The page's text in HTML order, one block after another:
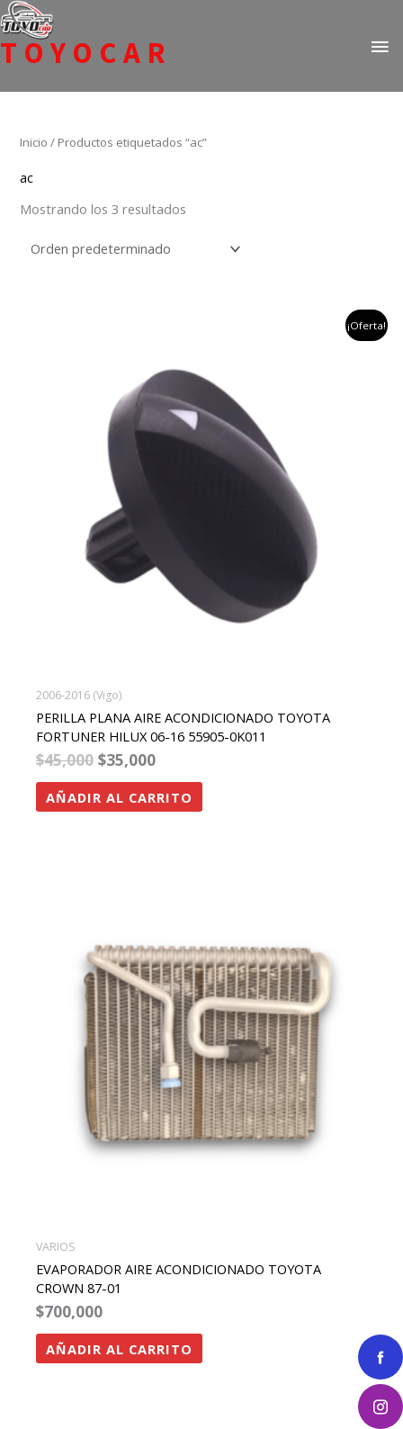
Ir
al
contenido
TOYOCAR
Inicio / Productos etiquetados “ac”
ac
Mostrando los 3 resultados
¡Oferta!
2006-2016 (Vigo)
PERILLA PLANA AIRE ACONDICIONADO TOYOTA
FORTUNER HILUX 06-16 55905-0K011
$45,000
$45,000.
$35,000
es:
$35,000.
AÑADIR AL CARRITO
VARIOS
EVAPORADOR AIRE ACONDICIONADO TOYOTA
CROWN 87-01
$700,000
AÑADIR AL CARRITO